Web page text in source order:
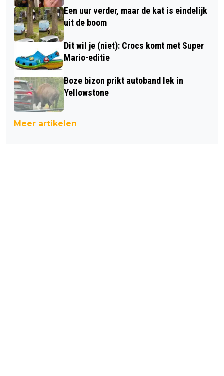
Een uur verder, maar de kat is eindelijk
uit de boom
Dit wil je (niet): Crocs komt met Super
Mario-editie
Boze bizon prikt autoband lek in
Yellowstone
Meer artikelen